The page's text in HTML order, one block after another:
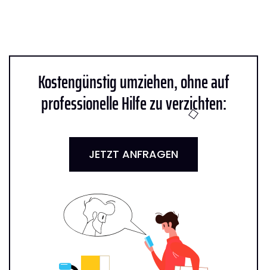
Kostengünstig umziehen, ohne auf
professionelle Hilfe zu verzichten:
JETZT ANFRAGEN